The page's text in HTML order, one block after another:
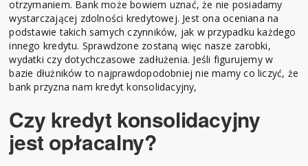
otrzymaniem. Bank może bowiem uznać, że nie posiadamy
wystarczającej zdolności kredytowej. Jest ona oceniana na
podstawie takich samych czynników, jak w przypadku każdego
innego kredytu. Sprawdzone zostaną więc nasze zarobki,
wydatki czy dotychczasowe zadłużenia. Jeśli figurujemy w
bazie dłużników to najprawdopodobniej nie mamy co liczyć, że
bank przyzna nam kredyt konsolidacyjny,
Czy kredyt konsolidacyjny
jest opłacalny?